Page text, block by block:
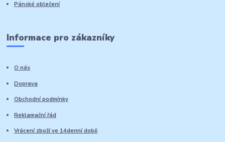
Pánské oblečení
Informace pro zákazníky
O nás
Doprava
Obchodní podmínky
Reklamační řád
Vrácení zboží ve 14denní době